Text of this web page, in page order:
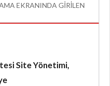
EKRANINDA GIRILEN
Site Yönetimi,